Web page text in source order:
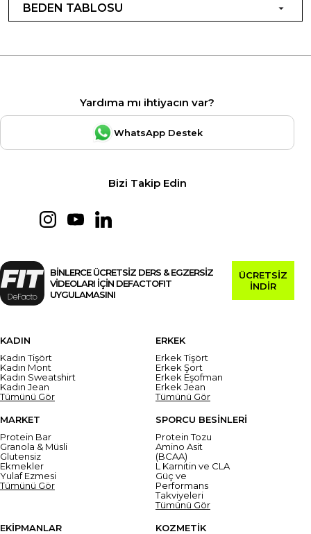
BEDEN TABLOSU
Yardıma mı ihtiyacın var?
WhatsApp Destek
Bizi Takip Edin
BİNLERCE ÜCRETSİZ DERS & EGZERSİZ
VİDEOLARI İÇİN DEFACTOFIT
UYGULAMASINI
ÜCRETSİZ
İNDİR
KADIN
Kadın Tişört
Kadın Mont
Kadın Sweatshirt
Kadın Jean
Tümünü Gör
ERKEK
Erkek Tişört
Erkek Şort
Erkek Eşofman
Erkek Jean
Tümünü Gör
MARKET
Protein Bar
Granola & Müsli
Glutensiz
Ekmekler
Yulaf Ezmesi
Tümünü Gör
SPORCU BESİNLERİ
Protein Tozu
Amino Asit
(BCAA)
L Karnitin ve CLA
Güç ve
Performans
Takviyeleri
Tümünü Gör
EKİPMANLAR
KOZMETİK